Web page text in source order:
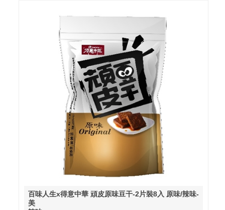
百味人生x得意中華 頑皮原味豆干-2片裝8入 原味/辣味-
美